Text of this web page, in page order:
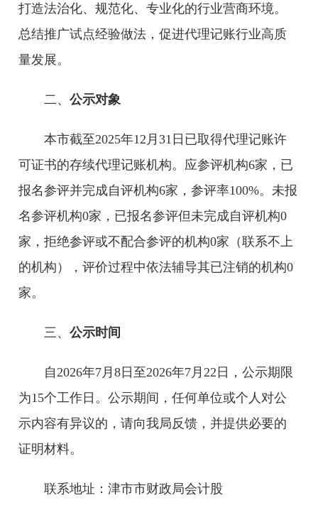
打造法治化、规范化、专业化的行业营商环境。
总结推广试点经验做法，促进代理记账行业高质
量发展。
二、公示对象
本市截至2025年12月31日已取得代理记账许
可证书的存续代理记账机构。应参评机构6家，已
报名参评并完成自评机构6家，参评率100%。未报
名参评机构0家，已报名参评但未完成自评机构0
家，拒绝参评或不配合参评的机构0家（联系不上
的机构），评价过程中依法辅导其已注销的机构0
家。
三、公示时间
自2026年7月8日至2026年7月22日，公示期限
为15个工作日。公示期间，任何单位或个人对公
示内容有异议的，请向我局反馈，并提供必要的
证明材料。
联系地址：津市市财政局会计股